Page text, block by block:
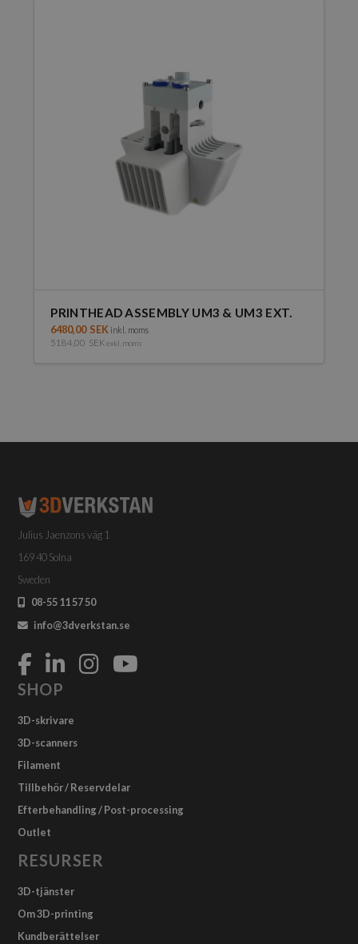
PRINTHEAD ASSEMBLY UM3 & UM3 EXT.
6480,00 SEK inkl. moms
5184,00 SEK exkl. moms
Julius Jaenzons väg 1
169 40 Solna
Sweden
08-55 11 57 50
info@3dverkstan.se
SHOP
3D-skrivare
3D-scanners
Filament
Tillbehör / Reservdelar
Efterbehandling / Post-processing
Outlet
RESURSER
3D-tjänster
Om 3D-printing
Kundberättelser